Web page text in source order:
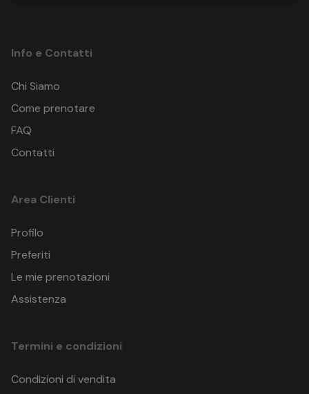
Info e Contatti
Chi Siamo
Come prenotare
FAQ
Contatti
Area Clienti
Profilo
Preferiti
Le mie prenotazioni
Assistenza
Termini e condizioni
Condizioni di vendita